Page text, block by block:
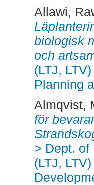
Allawi,
biologisk
och
(LTJ,
Planning
Almqvist,
för
> Dept. of
(LTJ,